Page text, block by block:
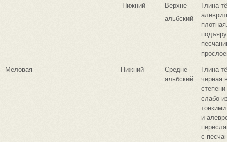
Нижний
Верхне-
альбский
Глина
Меловая Нижний
Средне-
альбский
Глина
чёрная
слабо
и
с